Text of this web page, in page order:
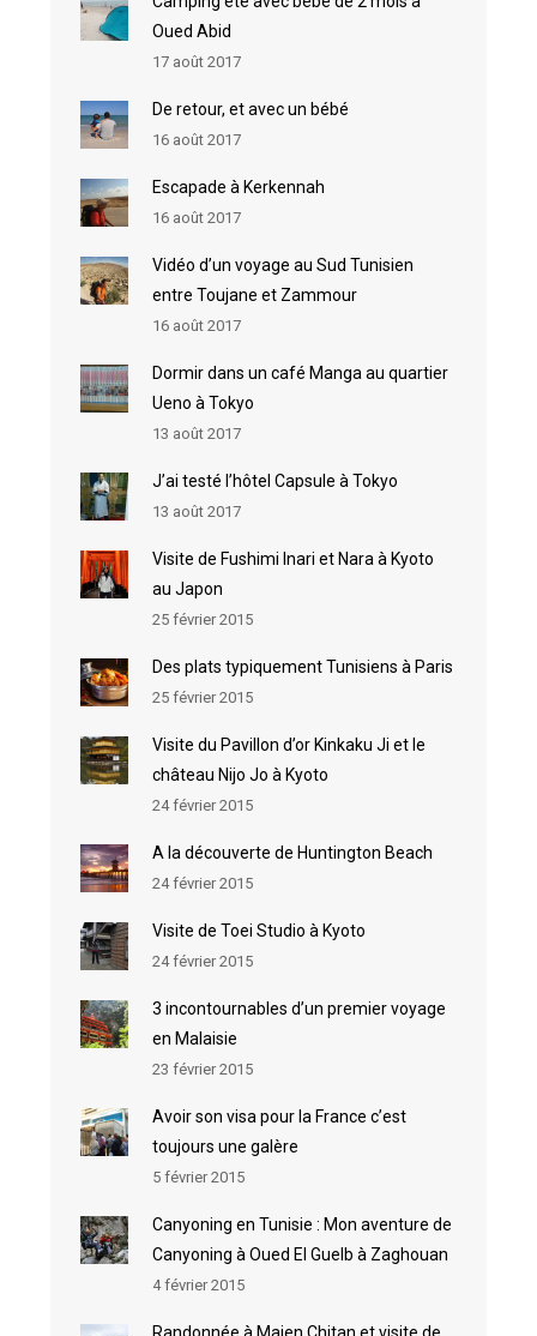
Oued Abid
17 août 2017
De retour, et avec un bébé
16 août 2017
Escapade à Kerkennah
16 août 2017
Vidéo d’un voyage au Sud Tunisien
entre Toujane et Zammour
16 août 2017
Dormir dans un café Manga au quartier
Ueno à Tokyo
13 août 2017
J’ai testé l’hôtel Capsule à Tokyo
13 août 2017
Visite de Fushimi Inari et Nara à Kyoto
au Japon
25 février 2015
Des plats typiquement Tunisiens à Paris
25 février 2015
Visite du Pavillon d’or Kinkaku Ji et le
château Nijo Jo à Kyoto
24 février 2015
A la découverte de Huntington Beach
24 février 2015
Visite de Toei Studio à Kyoto
24 février 2015
3 incontournables d’un premier voyage
en Malaisie
23 février 2015
Avoir son visa pour la France c’est
toujours une galère
5 février 2015
Canyoning en Tunisie : Mon aventure de
Canyoning à Oued El Guelb à Zaghouan
4 février 2015